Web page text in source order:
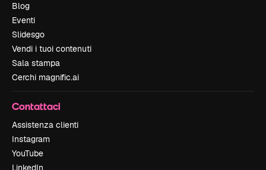
Blog
Eventi
Slidesgo
Vendi i tuoi contenuti
Sala stampa
Cerchi magnific.ai
Contattaci
Assistenza clienti
Instagram
YouTube
LinkedIn